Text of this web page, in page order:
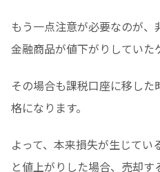
もう一点注意が必要なのが
金融商品が値下がりしていた
その場合も課税口座に移し
格になります。
よって、本来損失が生じてい
と値上がりした場合、売却